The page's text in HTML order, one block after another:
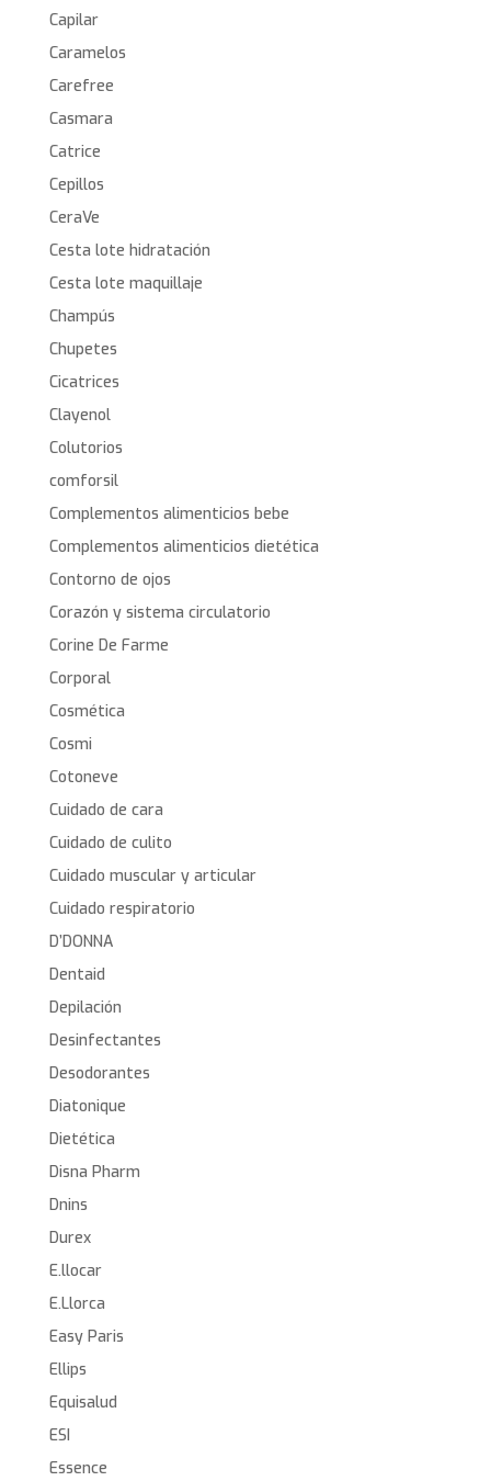
Capilar
Caramelos
Carefree
Casmara
Catrice
Cepillos
CeraVe
Cesta lote hidratación
Cesta lote maquillaje
Champús
Chupetes
Cicatrices
Clayenol
Colutorios
comforsil
Complementos alimenticios bebe
Complementos alimenticios dietética
Contorno de ojos
Corazón y sistema circulatorio
Corine De Farme
Corporal
Cosmética
Cosmi
Cotoneve
Cuidado de cara
Cuidado de culito
Cuidado muscular y articular
Cuidado respiratorio
D’DONNA
Dentaid
Depilación
Desinfectantes
Desodorantes
Diatonique
Dietética
Disna Pharm
Dnins
Durex
E.llocar
E.Llorca
Easy Paris
Ellips
Equisalud
ESI
Essence